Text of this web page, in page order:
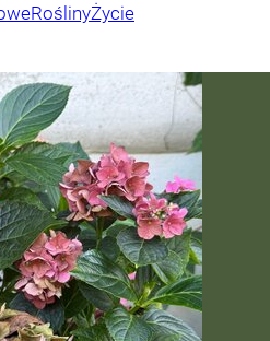
RoślinyŻycie